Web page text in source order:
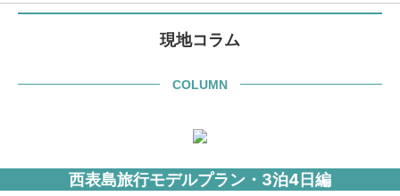
現地コラム
COLUMN
西表島旅行モデルプラン・3泊4日編